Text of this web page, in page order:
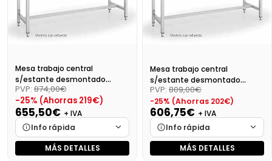
Mesa trabajo central
s/estante desmontado
Dim:2400X700X850
PVP: 874,00€
-25% (Ahorras 219€)
655,50€ + IVA
Info rápida
Marca
Cargando…
MÁS DETALLES
Mesa trabajo central
s/estante desmontado
Dim:2200X700X850
PVP: 809,00€
-25% (Ahorras 202€)
606,75€ + IVA
Info rápida
Marca
Cargando…
MÁS DETALLES